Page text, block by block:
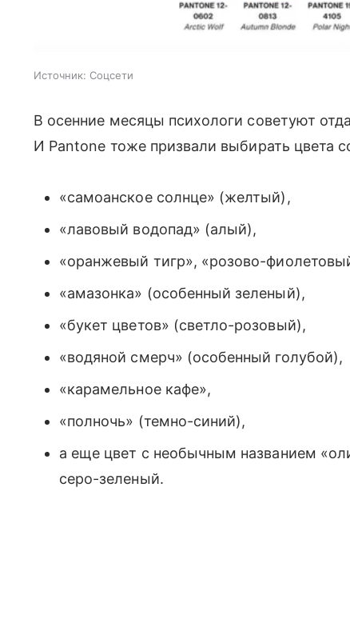
Источник: Соцсети
В осенние месяцы психологи советуют
И Pаntone тоже призвали выбирать цвета
«самоанское солнце» (желтый),
«лавовый водопад» (алый),
«оранжевый тигр», «розово-
«амазонка» (особенный зеленый),
«букет цветов» (светло-розовый),
«водяной смерч» (особенный голубой),
«карамельное кафе»,
«полночь» (темно-синий),
а еще цвет с необычным названием
серо-зеленый.